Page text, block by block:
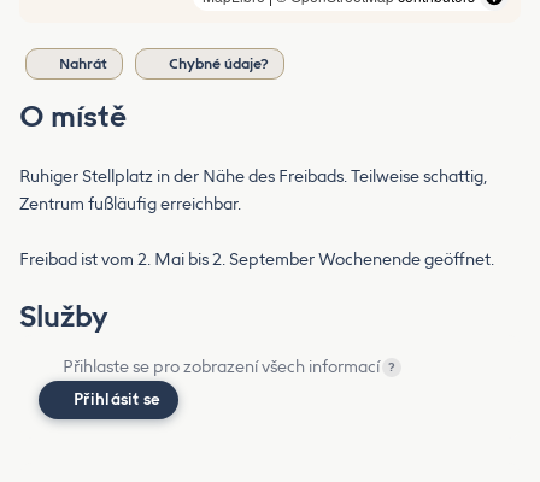
Nahrát Chybné údaje?
O místě
Ruhiger Stellplatz in der Nähe des Freibads. Teilweise schattig,
Zentrum fußläufig erreichbar.
Freibad ist vom 2. Mai bis 2. September Wochenende geöffnet.
Služby
Přihlaste se pro zobrazení všech informací ?
Přihlásit se